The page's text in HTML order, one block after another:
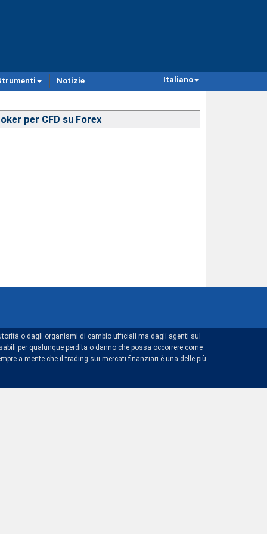
Notizie Italiano
per CFD su Forex
o dagli organismi di cambio ufficiali ma dagli agenti sul
per qualunque perdita o danno che possa occorrere come
a mente che il trading sui mercati finanziari è una delle più